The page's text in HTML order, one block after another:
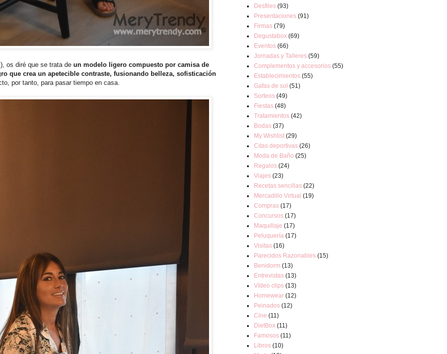
os diré que se trata de un modelo ligero compuesto por camisa de
que crea un apetecible contraste, fusionando belleza, sofisticación
por tanto, para pasar tiempo en casa.
Desfiles (93)
Presentaciones (91)
Firmas (79)
Degustabox (69)
Eventos (66)
Jornadas y Talleres (59)
Complementos y accesorios (55)
Establecimientos (55)
Gafas de sol (51)
Sorteos (49)
Fiestas (48)
Tratamientos (42)
Bodas (37)
My Wishlist (29)
Citas deportivas (26)
Moda de Baño (25)
Regalos (24)
Viajes (23)
Recetas sencillas (22)
Mercadillo Virtual (19)
Compras (17)
Concursos (17)
Maquillaje (17)
Peluquería (17)
Visitas (16)
Parecidos Razonables (15)
Benidorm (13)
Entrevistas (13)
Vídeo clips (13)
Homewear (12)
Peinados (12)
Cine (11)
DietBox (11)
Famosos (11)
Libros (10)